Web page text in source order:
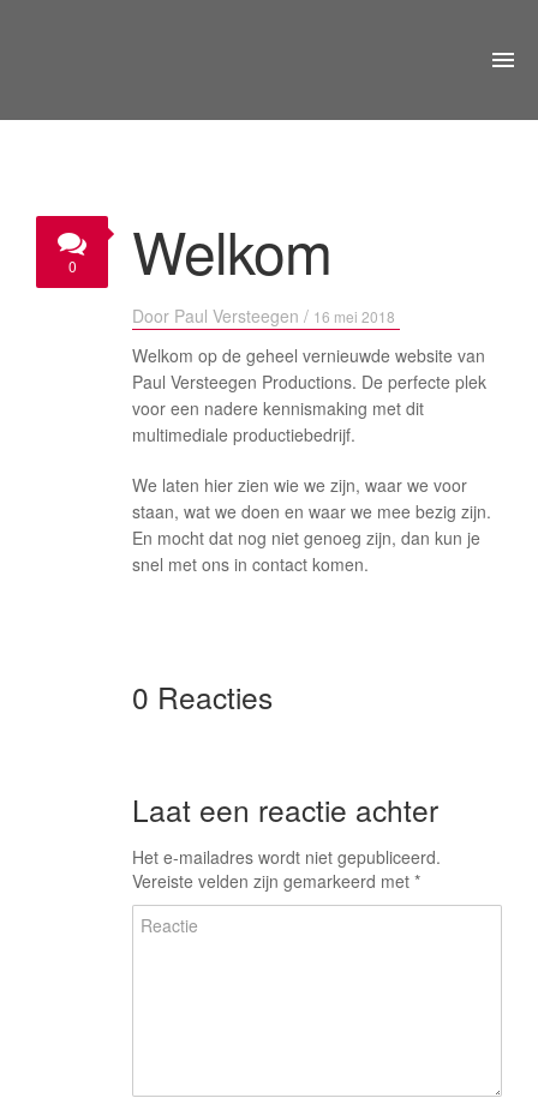
WAT DOEN WE
0 Welkom
Door Paul Versteegen / 16 mei 2018
Welkom op de geheel vernieuwde website van
Paul Versteegen Productions. De perfecte plek
voor een nadere kennismaking met dit
multimediale productiebedrijf.
We laten hier zien wie we zijn, waar we voor
staan, wat we doen en waar we mee bezig zijn.
En mocht dat nog niet genoeg zijn, dan kun je
snel met ons in contact komen.
0 Reacties
Laat een reactie achter
Het e-mailadres wordt niet gepubliceerd.
Vereiste velden zijn gemarkeerd met *